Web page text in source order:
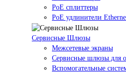
PoE сплиттеры
PoE удлинители
Сервисные Шлюзы
Межсетевые экраны
Сервисные шлюзы для
Вспомогательные